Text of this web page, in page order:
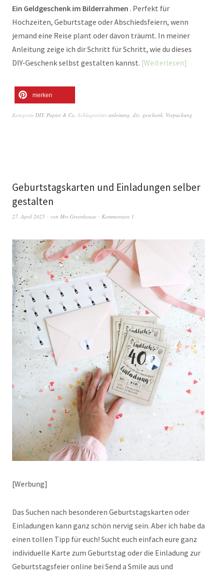
Ein Geldgeschenk im Bilderrahmen . Perfekt für
Hochzeiten, Geburtstage oder Abschiedsfeiern, wenn
jemand eine Reise plant oder davon träumt. In meiner
Anleitung zeige ich dir Schritt für Schritt, wie du dieses
DIY-Geschenk selbst gestalten kannst. Weiterlesen
merken
Kategorie DIY, Papier & Co. Schlagwörteranleitung diy geschenk Verpackung
Geburtstagskarten und Einladungen selber
gestalten
27. April 2025 von Mrs Greenhouse Kommentare 1
[Werbung]
Das Suchen nach besonderen Geburtstagskarten oder
Einladungen kann ganz schön nervig sein. Aber ich habe da
einen tollen Tipp für euch! Sucht euch einfach eure ganz
individuelle Karte zum Geburtstag oder die Einladung zur
Geburtstagsfeier online bei Send a Smile aus und